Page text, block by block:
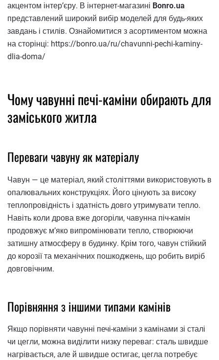
акцентом інтер’єру. В інтернет-магазині Bonro.ua
представлений широкий вибір моделей для будь-яких
завдань і стилів. Ознайомитися з асортиментом можна
на сторінці: https://bonro.ua/ru/chavunni-pechi-kaminy-
dlia-doma/
Чому чавунні печі-каміни обирають для
заміського житла
Переваги чавуну як матеріалу
Чавун — це матеріал, який століттями використовують в
опалювальних конструкціях. Його цінують за високу
теплопровідність і здатність довго утримувати тепло.
Навіть коли дрова вже догоріли, чавунна піч-камін
продовжує м’яко випромінювати тепло, створюючи
затишну атмосферу в будинку. Крім того, чавун стійкий
до корозії та механічних пошкоджень, що робить виріб
довговічним.
Порівняння з іншими типами камінів
Якщо порівняти чавунні печі-каміни з камінами зі сталі
чи цегли, можна виділити низку переваг: сталь швидше
нагрівається, але й швидше остигає, цегла потребує